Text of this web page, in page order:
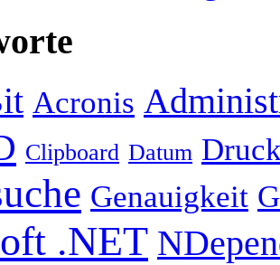
Acronis
Clipboard Datum
Genauigkeit
.NET